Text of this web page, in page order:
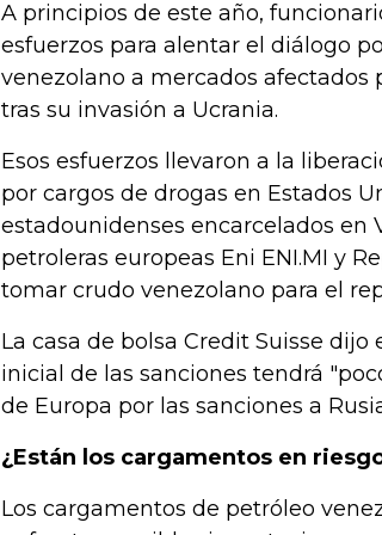
A principios de este año,
esfuerzos para alentar el diálogo
venezolano a mercados afectados
tras su invasión a Ucrania.
Esos esfuerzos llevaron a la
por cargos de drogas en Estados
estadounidenses encarcelados en
petroleras europeas Eni ENI.MI y
tomar crudo venezolano para el
La casa de bolsa Credit Suisse
inicial de las sanciones tendrá
de Europa por las sanciones a
¿Están los cargamentos en
Los cargamentos de petróleo